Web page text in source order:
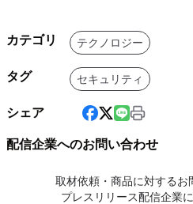
カテゴリ テクノロジー
タグ セキュリティ
シェア
配信企業へのお問い合わせ
取材依頼・商品に対するお
プレスリリース配信企業